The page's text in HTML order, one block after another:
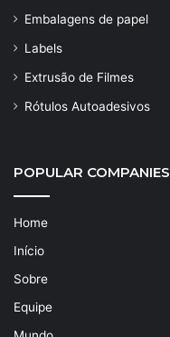
Embalagens de papel
Labels
Extrusão de Filmes
Rótulos Autoadesivos
POPULAR COMPANIES
Home
Início
Sobre
Equipe